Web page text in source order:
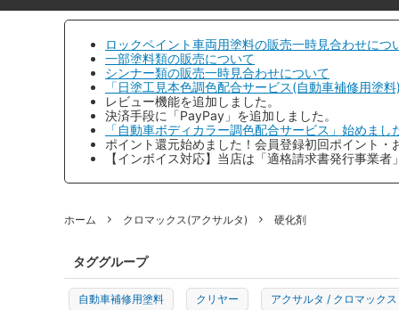
ファレクラ ゆたか
メグロ化学工業
明治機械製作所
コンパクトツール 埼玉精
プロトリオス マルテ
J TAPE
TEROSON
KYOTO DETAIL
ロックペイント車両用塗料の販売一時見合わせにつ
一部塗料類の販売について
シンナー類の販売一時見合わせについて
「日塗工見本色調色配合サービス(自動車補修用塗
レビュー機能を追加しました。
決済手段に「PayPay」を追加しました。
「自動車ボディカラー調色配合サービス」始めまし
ポイント還元始めました！会員登録初回ポイント
【インボイス対応】当店は「適格請求書発行事業者
ホーム クロマックス(アクサルタ) 硬化剤
タググループ
自動車補修用塗料 クリヤー アクサルタ / クロマックス